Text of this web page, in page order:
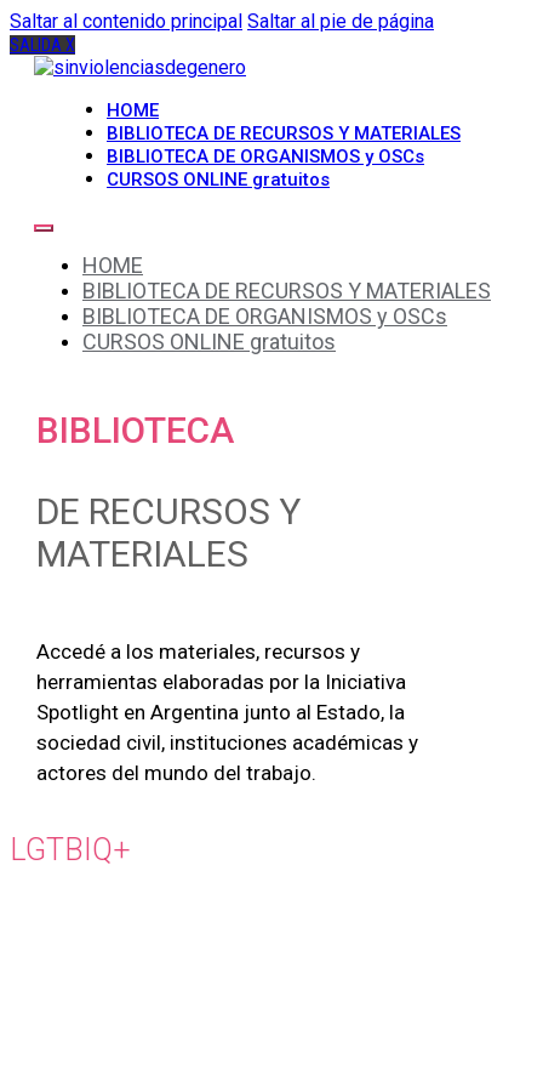
Saltar al contenido principal Saltar al pie de página
SALIDA X
HOME
BIBLIOTECA DE RECURSOS Y MATERIALES
BIBLIOTECA DE ORGANISMOS y OSCs
CURSOS ONLINE gratuitos
HOME
BIBLIOTECA DE RECURSOS Y MATERIALES
BIBLIOTECA DE ORGANISMOS y OSCs
CURSOS ONLINE gratuitos
BIBLIOTECA
DE RECURSOS Y
MATERIALES
Accedé a los materiales, recursos y
herramientas elaboradas por la Iniciativa
Spotlight en Argentina junto al Estado, la
sociedad civil, instituciones académicas y
actores del mundo del trabajo.
LGTBIQ+